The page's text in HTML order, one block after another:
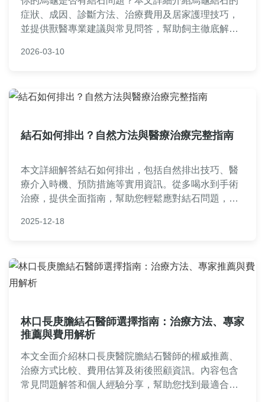
症狀、成因、診斷方法、治療費用及居家護理技巧，
並提供獸醫專業建議與常見問答，幫助飼主徹底解決
2026-03-10
結石如何排出？自然方法與醫療治療完整指南
本文詳細解答結石如何排出，包括自然排出技巧、醫
療介入時機、預防措施等實用資訊。從多喝水到手術
治療，提供全面指南，幫助您輕鬆應對結石問題，減
2025-12-18
林口長庚膽結石醫師選擇指南：治療方法、專家
推薦與費用解析
本文全面介紹林口長庚醫院膽結石醫師的權威推薦、
治療方式比較、費用估算及術後照顧資訊。內容包含
常見問題解答和個人經驗分享，幫助您找到最適合的